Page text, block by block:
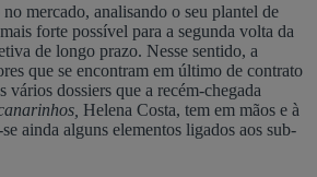
mercado, analisando o seu plantel de
forte possível para a segunda volta da
de longo prazo. Nesse sentido, a
que se encontram em último de contrato
vários dossiers que a recém-chegada
Helena Costa, tem em mãos e à
ainda alguns elementos ligados aos sub-